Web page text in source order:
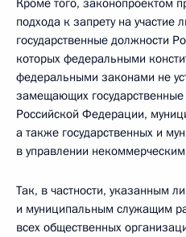
Кроме того, законопроектом
подхода к запрету на
государственные должности
которых федеральными
федеральными законами не
замещающих государственные
Российской Федерации,
а также государственных и
в управлении
Так, в частности, указанным
и муниципальным служащим
всех общественных